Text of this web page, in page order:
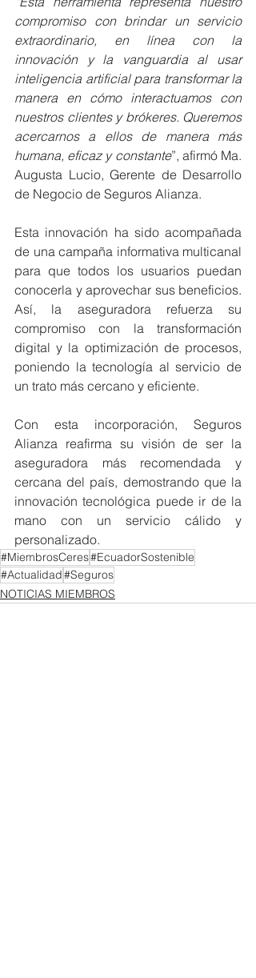
compromiso con brindar un servicio
extraordinario, en línea con la
innovación y la vanguardia al usar
inteligencia artificial para transformar la
manera en cómo interactuamos con
nuestros clientes y brókeres. Queremos
acercarnos a ellos de manera más
humana, eficaz y constante”, afirmó Ma.
Augusta Lucio, Gerente de Desarrollo
de Negocio de Seguros Alianza.
Esta innovación ha sido acompañada
de una campaña informativa multicanal
para que todos los usuarios puedan
conocerla y aprovechar sus beneficios.
Así, la aseguradora refuerza su
compromiso con la transformación
digital y la optimización de procesos,
poniendo la tecnología al servicio de
un trato más cercano y eficiente.
Con esta incorporación, Seguros
Alianza reafirma su visión de ser la
aseguradora más recomendada y
cercana del país, demostrando que la
innovación tecnológica puede ir de la
mano con un servicio cálido y
personalizado.
#MiembrosCeres#EcuadorSostenible
#Actualidad#Seguros
NOTICIAS MIEMBROS